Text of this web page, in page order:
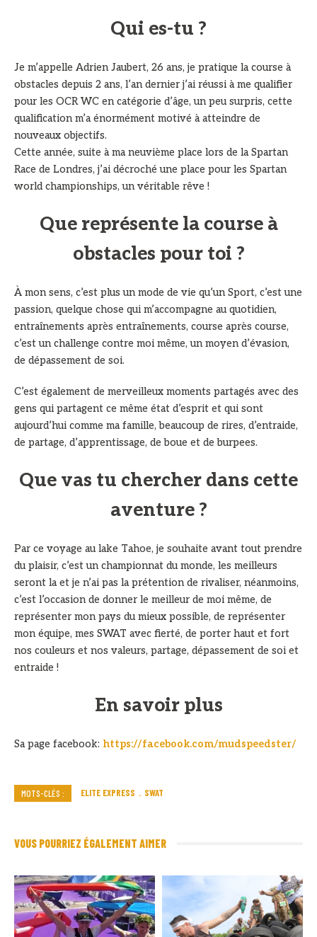
Qui es-tu ?
Je m’appelle Adrien Jaubert, 26 ans, je pratique la course à
obstacles depuis 2 ans, l’an dernier j’ai réussi à me qualifier
pour les OCR WC en catégorie d’âge, un peu surpris, cette
qualification m’a énormément motivé à atteindre de
nouveaux objectifs.
Cette année, suite à ma neuvième place lors de la Spartan
Race de Londres, j’ai décroché une place pour les Spartan
world championships, un véritable rêve !
Que représente la course à
obstacles pour toi ?
À mon sens, c’est plus un mode de vie qu’un Sport, c’est une
passion, quelque chose qui m’accompagne au quotidien,
entraînements après entraînements, course après course,
c’est un challenge contre moi même, un moyen d’évasion,
de dépassement de soi.
C’est également de merveilleux moments partagés avec des
gens qui partagent ce même état d’esprit et qui sont
aujourd’hui comme ma famille, beaucoup de rires, d’entraide,
de partage, d’apprentissage, de boue et de burpees.
Que vas tu chercher dans cette
aventure ?
Par ce voyage au lake Tahoe, je souhaite avant tout prendre
du plaisir, c’est un championnat du monde, les meilleurs
seront la et je n’ai pas la prétention de rivaliser, néanmoins,
c’est l’occasion de donner le meilleur de moi même, de
représenter mon pays du mieux possible, de représenter
mon équipe, mes SWAT avec fierté, de porter haut et fort
nos couleurs et nos valeurs, partage, dépassement de soi et
entraide !
En savoir plus
Sa page facebook: https://facebook.com/mudspeedster/
MOTS-CLÉS : ELITE EXPRESS SWAT
VOUS POURRIEZ ÉGALEMENT AIMER